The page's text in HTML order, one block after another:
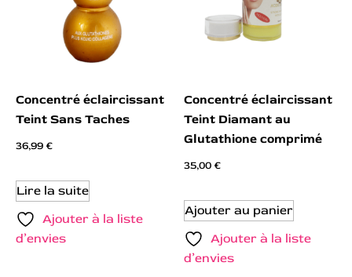
Concentré éclaircissant
Teint Sans Taches
36,99€
Lire la suite
Ajouter à la liste
d’envies
Concentré éclaircissant
Teint Diamant au
Glutathione comprimé
35,00€
Ajouter au panier
Ajouter à la liste
d’envies